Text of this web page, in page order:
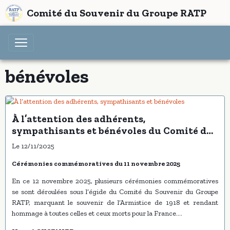
Comité du Souvenir du Groupe RATP
bénévoles
À l’attention des adhérents,
sympathisants et bénévoles du Comité du
Souvenir du Groupe RATP
Le 12/11/2025
Cérémonies commémoratives du 11 novembre 2025
En ce 12 novembre 2025, plusieurs cérémonies commémoratives
se sont déroulées sous l’égide du Comité du Souvenir du Groupe
RATP, marquant le souvenir de l’Armistice de 1918 et rendant
hommage à toutes celles et ceux morts pour la France.